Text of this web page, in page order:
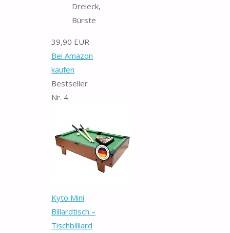
Dreieck,
Bürste
39,90 EUR
Bei Amazon
kaufen
Bestseller
Nr. 4
Kyto Mini
Billardtisch –
Tischbilliard